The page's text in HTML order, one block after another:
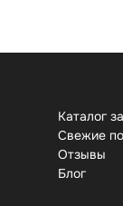
Каталог
Свежие
Отзывы
Бло